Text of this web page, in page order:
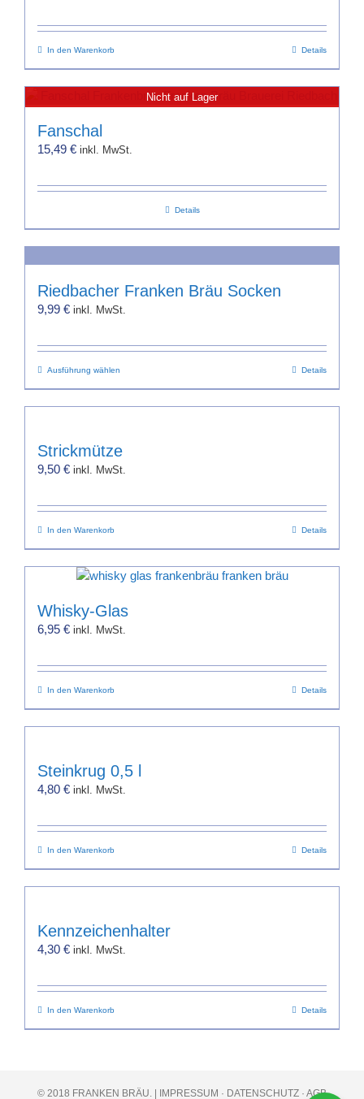
können
der
Produktseite
gewählt
In den Warenkorb Details
Nicht auf Lager
Fanschal
15,49 € inkl. MwSt.
Details
Riedbacher Franken Bräu Socken
9,99 € inkl. MwSt.
Ausführung wählen
Produkt
weist
auf.
können
der
Produktseite
gewählt
Details
Strickmütze
9,50 € inkl. MwSt.
In den Warenkorb Details
Whisky-Glas
6,95 € inkl. MwSt.
In den Warenkorb Details
Steinkrug 0,5 l
4,80 € inkl. MwSt.
In den Warenkorb Details
Kennzeichenhalter
4,30 € inkl. MwSt.
In den Warenkorb Details
© 2018 FRANKEN BRÄU. | IMPRESSUM · DATENSCHUTZ · AGB